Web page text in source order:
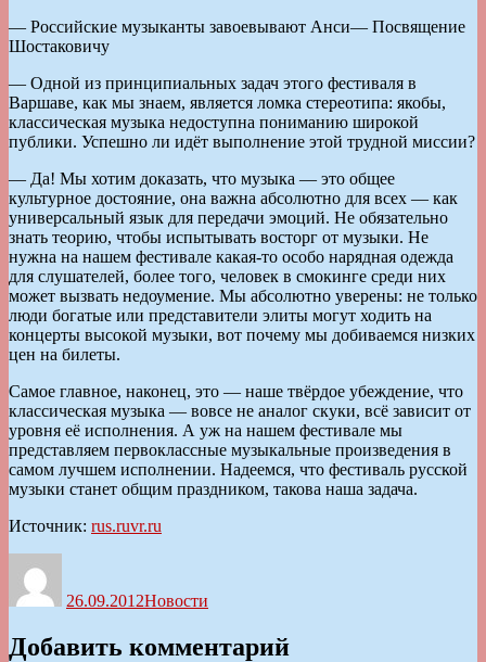
— Российские музыканты завоевывают Анси— Посвящение
Шостаковичу
— Одной из принципиальных задач этого фестиваля в
Варшаве, как мы знаем, является ломка стереотипа: якобы,
классическая музыка недоступна пониманию широкой
публики. Успешно ли идёт выполнение этой трудной миссии?
— Да! Мы хотим доказать, что музыка — это общее
культурное достояние, она важна абсолютно для всех — как
универсальный язык для передачи эмоций. Не обязательно
знать теорию, чтобы испытывать восторг от музыки. Не
нужна на нашем фестивале какая-то особо нарядная одежда
для слушателей, более того, человек в смокинге среди них
может вызвать недоумение. Мы абсолютно уверены: не только
люди богатые или представители элиты могут ходить на
концерты высокой музыки, вот почему мы добиваемся низких
цен на билеты.
Самое главное, наконец, это — наше твёрдое убеждение, что
классическая музыка — вовсе не аналог скуки, всё зависит от
уровня её исполнения. А уж на нашем фестивале мы
представляем первоклассные музыкальные произведения в
самом лучшем исполнении. Надеемся, что фестиваль русской
музыки станет общим праздником, такова наша задача.
Источник: rus.ruvr.ru
26.09.2012Новости
Добавить комментарий